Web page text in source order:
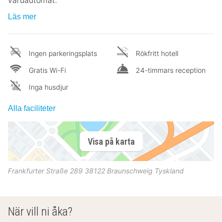
Läs mer
Ingen parkeringsplats
Gratis Wi-Fi
Inga husdjur
Rökfritt hotell
24-timmars reception
Alla faciliteter
Visa på karta
Frankfurter Straße 289 38122 Braunschweig Tyskland
När vill ni åka?